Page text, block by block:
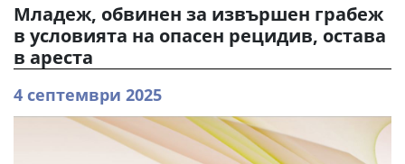
Младеж, обвинен за извършен грабеж
в условията на опасен рецидив, остава
в ареста
4 септември 2025